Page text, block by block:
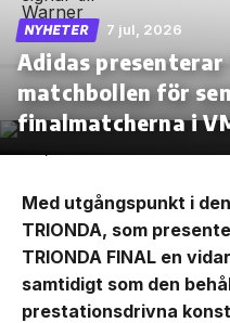
NYHETER 7 jul, 2026
Adidas presenterar
matchbollen för
finalmatcherna i
Med utgångspunkt i
TRIONDA, som
TRIONDA FINAL en
samtidigt som den
prestationsdrivna